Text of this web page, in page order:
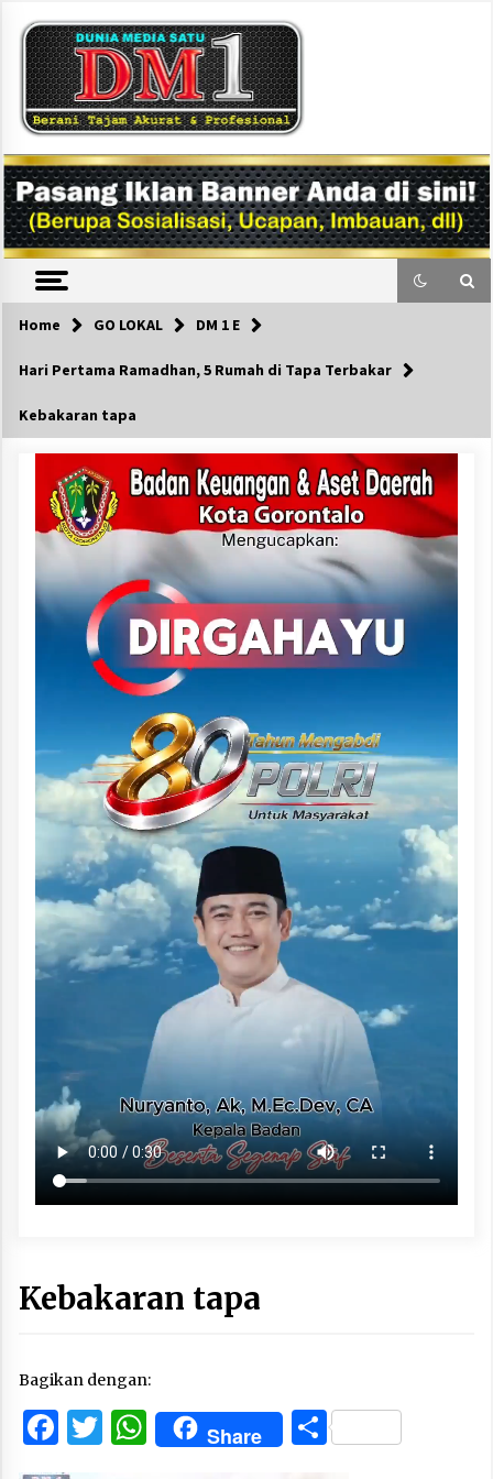
content
DM1
Home GO LOKAL DM 1 E
Hari Pertama Ramadhan, 5 Rumah di Tapa Terbakar
Kebakaran tapa
Kebakaran tapa
Bagikan dengan:
Facebook
Twitter
WhatsApp
Share Share